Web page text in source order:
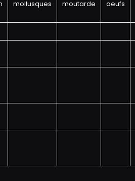
mollusques moutarde oeufs